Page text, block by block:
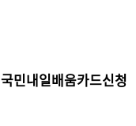
국민내일배움카드신청